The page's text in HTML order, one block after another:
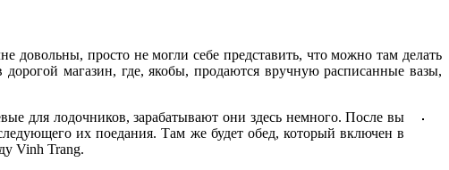
просто не могли себе представить, что можно там делать
магазин, где, якобы, продаются вручную расписанные вазы,
для лодочников, зарабатывают они здесь немного. После вы
их поедания. Там же будет обед, который включен в
Vinh Trang.